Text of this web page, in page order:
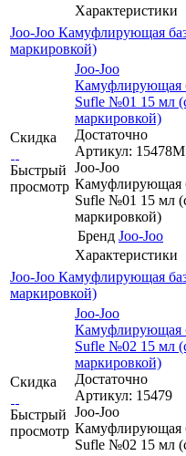
Характеристики
Joo-Joo Камуфлирующая
маркировкой)
Скидка
Быстрый
просмотр
Joo-Joo
Камуфлирующая
Sufle №01 15 мл
маркировкой)
Достаточно
Артикул: 15478M
Joo-Joo
Камуфлирующая
Sufle №01 15 мл
маркировкой)
Бренд Joo-Joo
Характеристики
Joo-Joo Камуфлирующая
маркировкой)
Скидка
Быстрый
просмотр
Joo-Joo
Камуфлирующая
Sufle №02 15 мл
маркировкой)
Достаточно
Артикул: 15479
Joo-Joo
Камуфлирующая
Sufle №02 15 мл